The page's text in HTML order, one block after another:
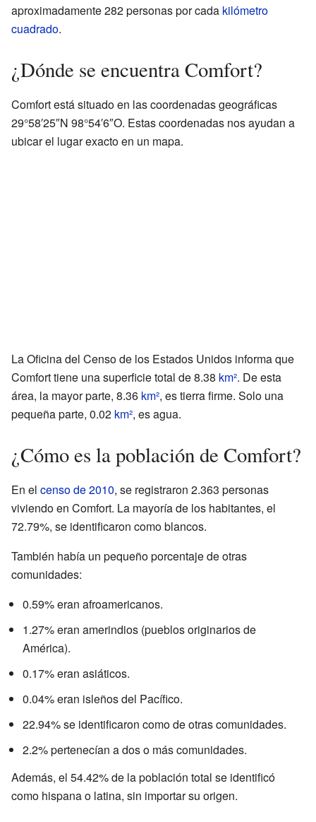
aproximadamente 282 personas por cada kilómetro
cuadrado.
¿Dónde se encuentra Comfort?
Comfort está situado en las coordenadas geográficas
29°58′25″N 98°54′6″O. Estas coordenadas nos ayudan a
ubicar el lugar exacto en un mapa.
La Oficina del Censo de los Estados Unidos informa que
Comfort tiene una superficie total de 8.38 km². De esta
área, la mayor parte, 8.36 km², es tierra firme. Solo una
pequeña parte, 0.02 km², es agua.
¿Cómo es la población de Comfort?
En el censo de 2010, se registraron 2.363 personas
viviendo en Comfort. La mayoría de los habitantes, el
72.79%, se identificaron como blancos.
También había un pequeño porcentaje de otras
comunidades:
0.59% eran afroamericanos.
1.27% eran amerindios (pueblos originarios de
América).
0.17% eran asiáticos.
0.04% eran isleños del Pacífico.
22.94% se identificaron como de otras comunidades.
2.2% pertenecían a dos o más comunidades.
Además, el 54.42% de la población total se identificó
como hispana o latina, sin importar su origen.